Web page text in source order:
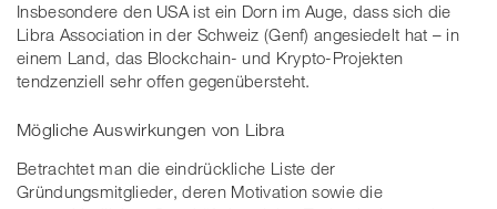
Insbesondere den USA ist ein Dorn im Auge, dass sich die
Libra Association in der Schweiz (Genf) angesiedelt hat – in
einem Land, das Blockchain- und Krypto-Projekten
tendzenziell sehr offen gegenübersteht.
Mögliche Auswirkungen von Libra
Betrachtet man die eindrückliche Liste der
Gründungsmitglieder, deren Motivation sowie die